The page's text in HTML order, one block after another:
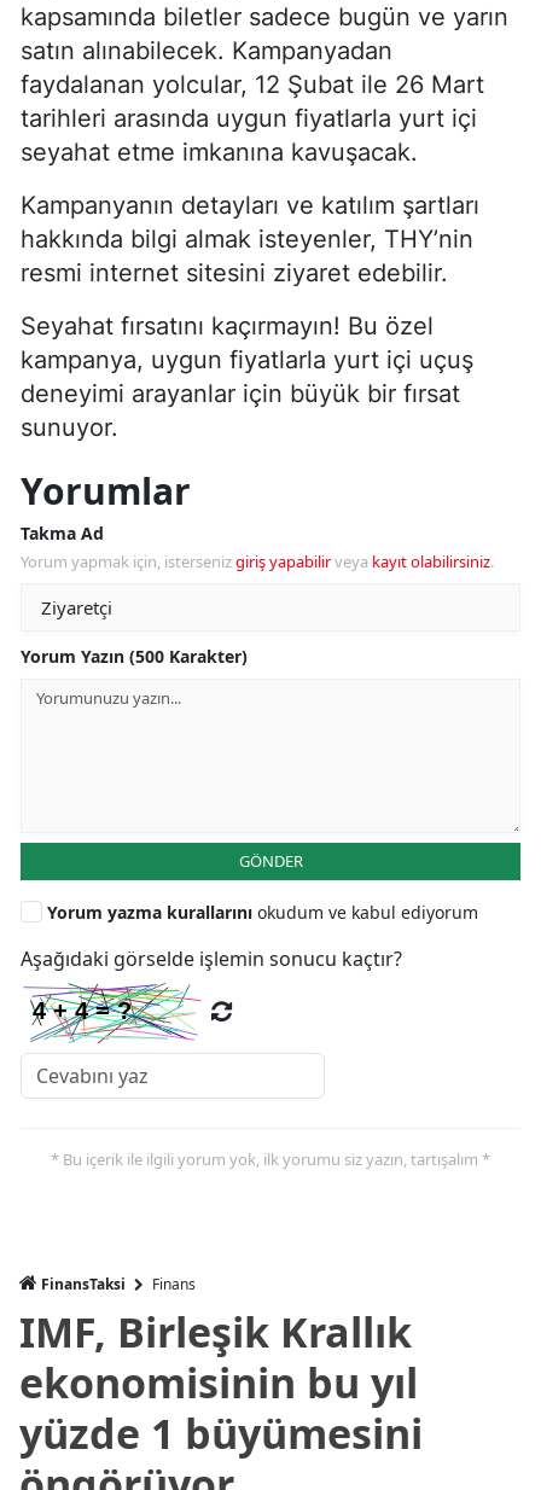
kapsamında biletler sadece bugün ve yarın
satın alınabilecek. Kampanyadan
faydalanan yolcular, 12 Şubat ile 26 Mart
tarihleri arasında uygun fiyatlarla yurt içi
seyahat etme imkanına kavuşacak.
Kampanyanın detayları ve katılım şartları
hakkında bilgi almak isteyenler, THY’nin
resmi internet sitesini ziyaret edebilir.
Seyahat fırsatını kaçırmayın! Bu özel
kampanya, uygun fiyatlarla yurt içi uçuş
deneyimi arayanlar için büyük bir fırsat
sunuyor.
Yorumlar
Takma Ad
Yorum yapmak için, istersenizgiriş yapabilirveya kayıt olabilirsiniz.
Yorum Yazın (500 Karakter)
GÖNDER
Yorum yazma kurallarını okudum ve kabul ediyorum
Aşağıdaki görselde işlemin sonucu kaçtır?
* Bu içerik ile ilgili yorum yok, ilk yorumu siz yazın, tartışalım *
FinansTaksi Finans
IMF, Birleşik Krallık
ekonomisinin bu yıl
yüzde 1 büyümesini